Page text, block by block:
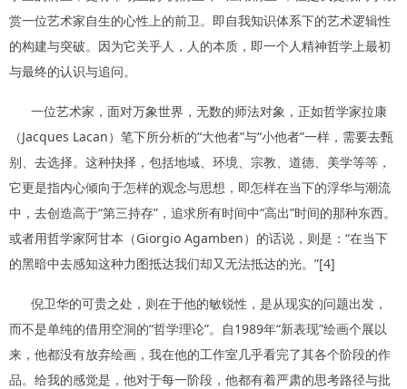
赏一位艺术家自生的心性上的前卫。即自我知识体系下的艺术逻辑性
的构建与突破。因为它关乎人，人的本质，即一个人精神哲学上最初
与最终的认识与追问。
一位艺术家，面对万象世界，无数的师法对象，正如哲学家拉康
（Jacques Lacan）笔下所分析的“大他者”与“小他者”一样，需要去甄
别、去选择。这种抉择，包括地域、环境、宗教、道德、美学等等，
它更是指内心倾向于怎样的观念与思想，即怎样在当下的浮华与潮流
中，去创造高于“第三持存”，追求所有时间中“高出”时间的那种东西。
或者用哲学家阿甘本（Giorgio Agamben）的话说，则是：“在当下
的黑暗中去感知这种力图抵达我们却又无法抵达的光。”[4]
倪卫华的可贵之处，则在于他的敏锐性，是从现实的问题出发，
而不是单纯的借用空洞的“哲学理论”。自1989年“新表现”绘画个展以
来，他都没有放弃绘画，我在他的工作室几乎看完了其各个阶段的作
品。给我的感觉是，他对于每一阶段，他都有着严肃的思考路径与批